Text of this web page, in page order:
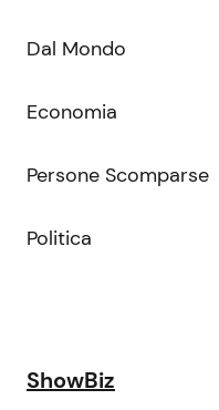
Dal Mondo
Economia
Persone Scomparse
Politica
ShowBiz